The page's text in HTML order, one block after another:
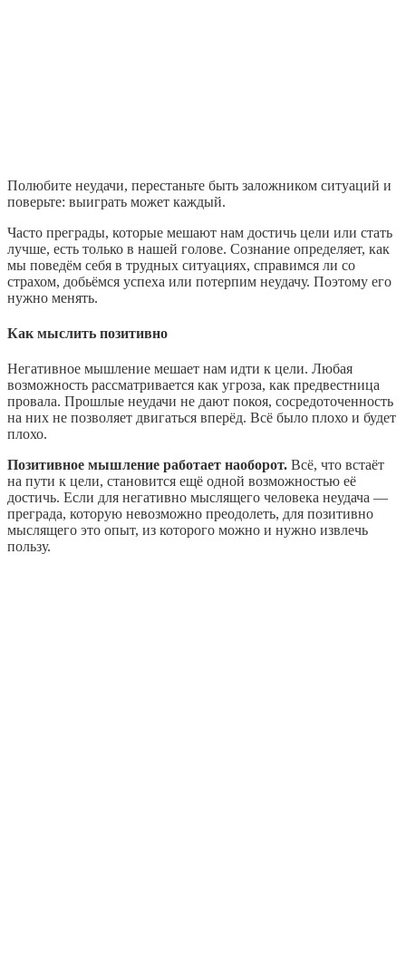
Полюбите неудачи, перестаньте быть заложником ситуаций и
поверьте: выиграть может каждый.
Часто преграды, которые мешают нам достичь цели или стать
лучше, есть только в нашей голове. Сознание определяет, как
мы поведём себя в трудных ситуациях, справимся ли со
страхом, добьёмся успеха или потерпим неудачу. Поэтому его
нужно менять.
Как мыслить позитивно
Негативное мышление мешает нам идти к цели. Любая
возможность рассматривается как угроза, как предвестница
провала. Прошлые неудачи не дают покоя, сосредоточенность
на них не позволяет двигаться вперёд. Всё было плохо и будет
плохо.
Позитивное мышление работает наоборот. Всё, что встаёт
на пути к цели, становится ещё одной возможностью её
достичь. Если для негативно мыслящего человека неудача —
преграда, которую невозможно преодолеть, для позитивно
мыслящего это опыт, из которого можно и нужно извлечь
пользу.